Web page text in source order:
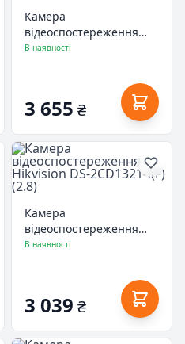
Камера
відеоспостереження
Hikvision DS-2CE12HFT-F
В наявності
3 655 ₴
Камера
відеоспостереження
Hikvision DS-2CD1321-
В наявності
3 039 ₴